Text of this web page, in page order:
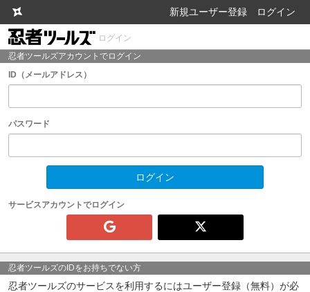
新規ユーザー登録 ログイン
ログイン
忍者ツールズアカウントでログイン
ID（メールアドレス）
パスワード
サービスアカウントでログイン
忍者ツールズのIDをお持ちでない方
忍者ツールズのサービスを利用するにはユーザー登録（無料）が必